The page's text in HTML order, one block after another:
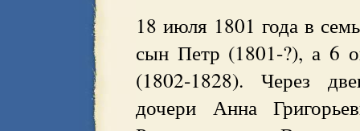
18 июля 1801 года в
сын Петр (1801-?), а 6
(1802-1828). Через
дочери Анна